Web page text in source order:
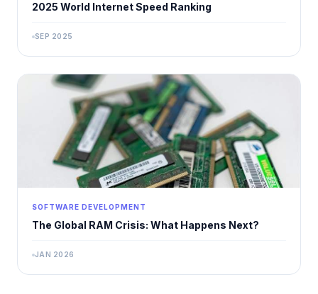
2025 World Internet Speed ​​Ranking
SEP 2025
SOFTWARE DEVELOPMENT
The Global RAM Crisis: What Happens Next?
JAN 2026